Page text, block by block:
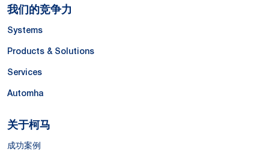
我们的竞争力
Systems
Products & Solutions
Services
Automha
关于柯马
成功案例